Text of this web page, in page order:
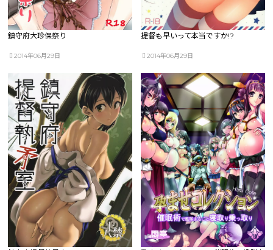
鎮守府大珍保祭り
2014年06月29日
提督も早いって本当ですか!?
2014年06月29日